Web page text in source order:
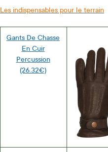
Les indispensables pour le terrain
Gants De Chasse
En Cuir
Percussion
(26.32€)